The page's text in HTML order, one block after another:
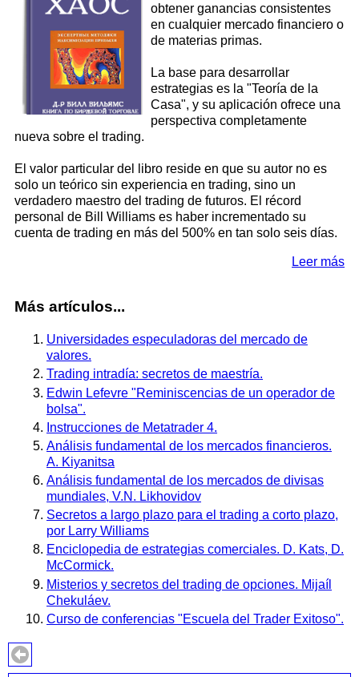
obtener ganancias consistentes
en cualquier mercado financiero o
de materias primas.
La base para desarrollar
estrategias es la "Teoría de la
Casa", y su aplicación ofrece una
perspectiva completamente
nueva sobre el trading.
El valor particular del libro reside en que su autor no es
solo un teórico sin experiencia en trading, sino un
verdadero maestro del trading de futuros. El récord
personal de Bill Williams es haber incrementado su
cuenta de trading en más del 500% en tan solo seis días.
Leer más
Más artículos...
Universidades especuladoras del mercado de
valores.
Trading intradía: secretos de maestría.
Edwin Lefevre "Reminiscencias de un operador de
bolsa".
Instrucciones de Metatrader 4.
Análisis fundamental de los mercados financieros.
A. Kiyanitsa
Análisis fundamental de los mercados de divisas
mundiales, V.N. Likhovidov
Secretos a largo plazo para el trading a corto plazo,
por Larry Williams
Enciclopedia de estrategias comerciales. D. Kats, D.
McCormick.
Misterios y secretos del trading de opciones. Mijaíl
Chekuláev.
Curso de conferencias "Escuela del Trader Exitoso".